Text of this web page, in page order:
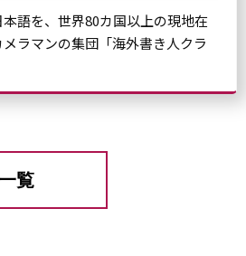
語を、世界80カ国以上の現地在
ラマンの集団「海外書き人クラ
覧